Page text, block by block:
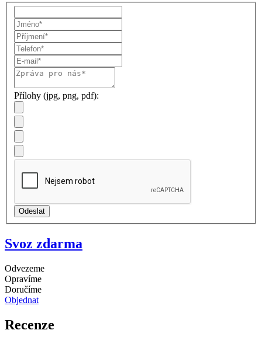
Přílohy (jpg, png, pdf):
Svoz zdarma
Odvezeme
Opravíme
Doručíme
Objednat
Recenze